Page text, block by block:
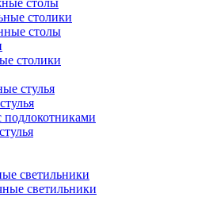
столы
столики
столы
столики
стулья
подлокотниками
светильники
светильники